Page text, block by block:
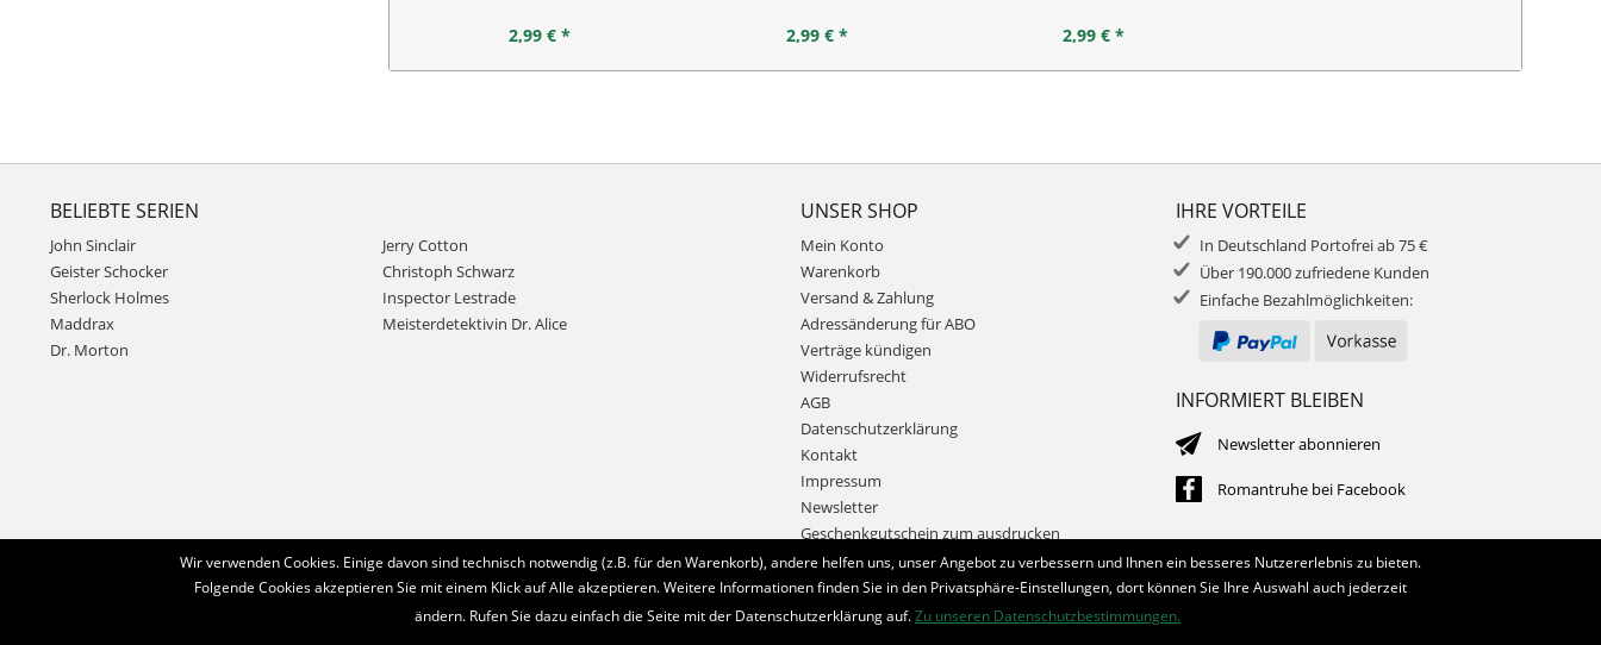
2,99 € *
2,99 € *
2,99 € *
BELIEBTE SERIEN
John Sinclair
Geister Schocker
Sherlock Holmes
Maddrax
Dr. Morton
Jerry Cotton
Christoph Schwarz
Inspector Lestrade
Meisterdetektivin Dr. Alice
UNSER SHOP
Mein Konto
Warenkorb
Versand & Zahlung
Adressänderung für ABO
Verträge kündigen
Widerrufsrecht
AGB
Datenschutzerklärung
Kontakt
Impressum
Newsletter
Geschenkgutschein zum ausdrucken
IHRE VORTEILE
In Deutschland Portofrei ab 75 €
Über 190.000 zufriedene Kunden
Einfache Bezahlmöglichkeiten:
INFORMIERT BLEIBEN
Newsletter abonnieren
Romantruhe bei Facebook
Bestellung widerrufen
Wir verwenden Cookies. Einige davon sind technisch notwendig (z.B. für den Warenkorb), andere helfen uns, unser Angebot zu verbessern und Ihnen ein besseres Nutzererlebnis zu bieten.
Folgende Cookies akzeptieren Sie mit einem Klick auf Alle akzeptieren. Weitere Informationen finden Sie in den Privatsphäre-Einstellungen, dort können Sie Ihre Auswahl auch jederzeit
ändern. Rufen Sie dazu einfach die Seite mit der Datenschutzerklärung auf.Zu unseren Datenschutzbestimmungen.